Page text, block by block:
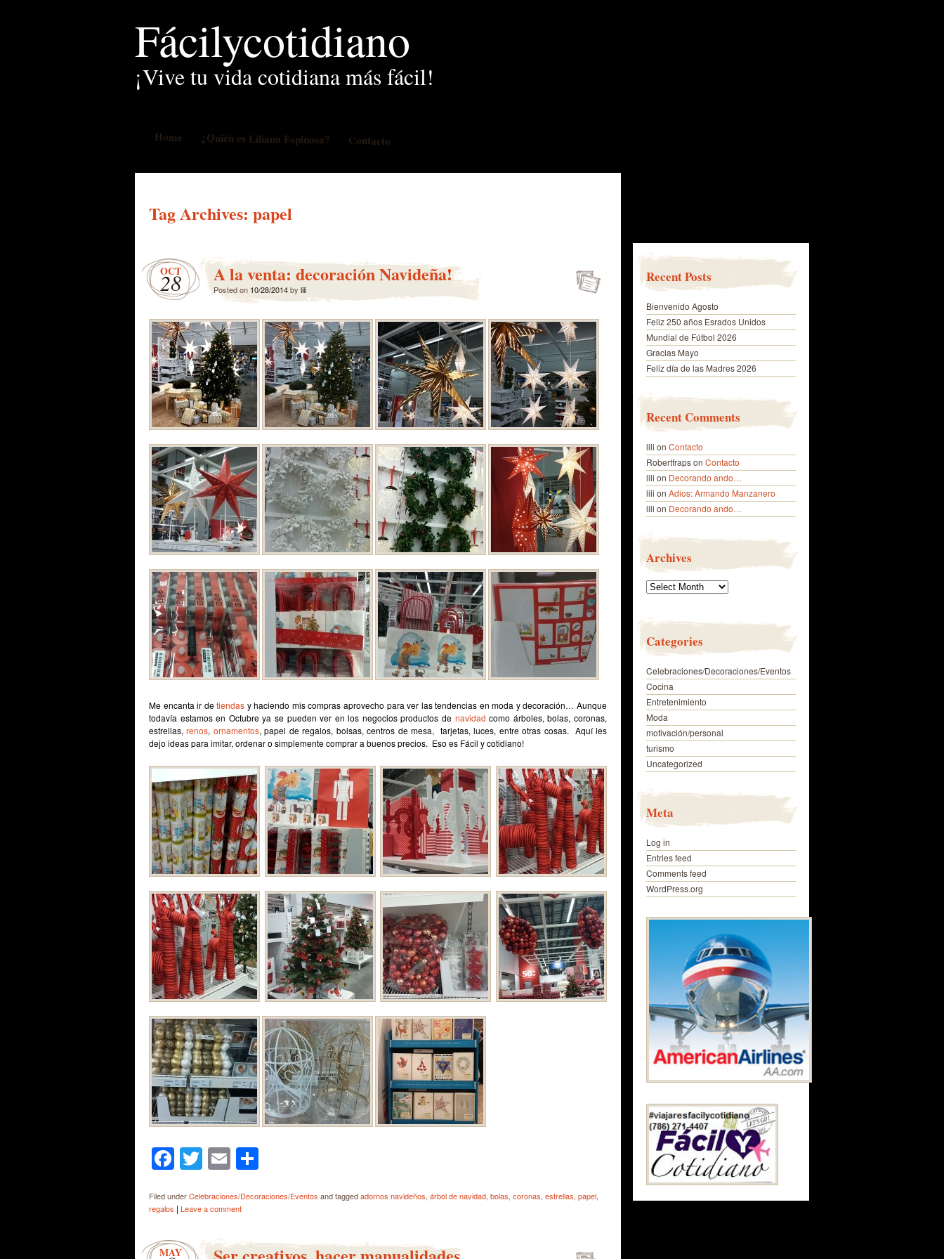
Fácilycotidiano
¡Vive tu vida cotidiana más fácil!
Home ¿Quién es Liliana Espinosa? Contacto
Tag Archives: papel
OCT
28 A la venta: decoración Navideña!
Posted on 10/28/2014by lili
Me encanta ir detiendas y haciendo mis compras aprovecho para ver las tendencias en moda y decoración… Aunque
todavía estamos en Octubre ya se pueden ver en los negocios productos de navidad como árboles, bolas, coronas,
estrellas,renos, ornamentos, papel de regalos, bolsas, centros de mesa, tarjetas, luces, entre otras cosas. Aquí les
dejo ideas para imitar, ordenar o simplemente comprar a buenos precios. Eso es Fácil y cotidiano!
Facebook
Twitter
Email
Filed underCelebraciones/Decoraciones/Eventos and taggedadornos navideños, árbol de navidad, bolas, coronas, estrellas, papel,
regalos | Leave a comment
MAY
Recent Posts
Bienvenido Agosto
Feliz 250 años Esrados Unidos
Mundial de Fútbol 2026
Gracias Mayo
Feliz día de las Madres 2026
Recent Comments
lili on Contacto
Robertfrapson Contacto
lili on Decorando ando…
lili on Adios: Armando Manzanero
lili on Decorando ando…
Archives
Archives
Categories
Celebraciones/Decoraciones/Eventos
Cocina
Entretenimiento
Moda
motivación/personal
turismo
Uncategorized
Meta
Log in
Entries feed
Comments feed
WordPress.org